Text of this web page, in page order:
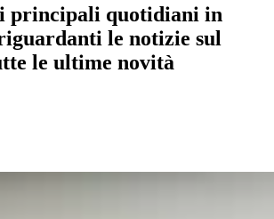
principali quotidiani in
le notizie sul
le ultime novità